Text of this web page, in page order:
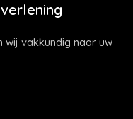
vakkundig naar uw